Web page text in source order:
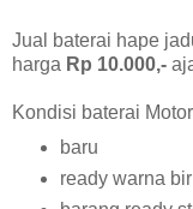
Jual baterai hape
harga Rp 10.000,-
Kondisi baterai
baru
ready warna